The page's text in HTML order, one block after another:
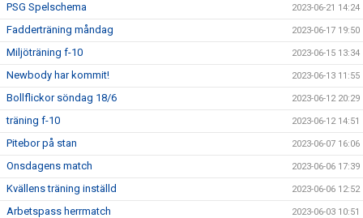
PSG Spelschema 2023-06-21 14:24
Fadderträning måndag 2023-06-17 19:50
Miljöträning f-10 2023-06-15 13:34
Newbody har kommit! 2023-06-13 11:55
Bollflickor söndag 18/6 2023-06-12 20:29
träning f-10 2023-06-12 14:51
Pitebor på stan 2023-06-07 16:06
Onsdagens match 2023-06-06 17:39
Kvällens träning inställd 2023-06-06 12:52
Arbetspass herrmatch 2023-06-03 10:51